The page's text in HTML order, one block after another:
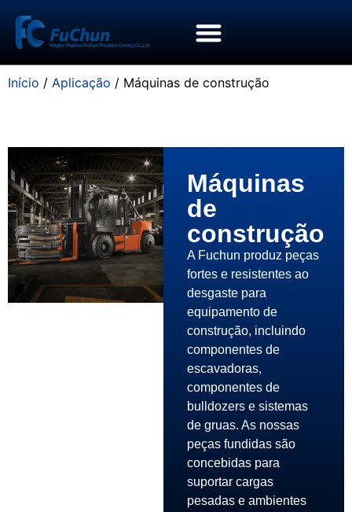
Início / Aplicação / Máquinas de construção
Máquinas
de
construção
A Fuchun produz peças
fortes e resistentes ao
desgaste para
equipamento de
construção, incluindo
componentes de
escavadoras,
componentes de
bulldozers e sistemas
de gruas. As nossas
peças fundidas são
concebidas para
suportar cargas
pesadas e ambientes